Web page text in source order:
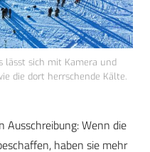
lässt sich mit Kamera und
die dort herrschende Kälte.
Ausschreibung: Wenn die
haben sie mehr